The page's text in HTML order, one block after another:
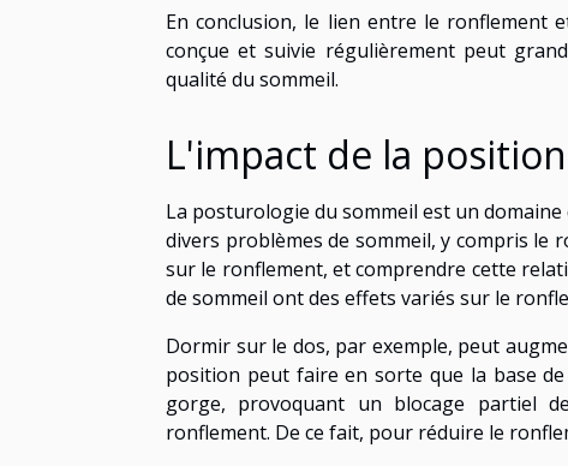
En conclusion, le lien entre le ronflement
conçue et suivie régulièrement peut
qualité du sommeil.
L'impact de la
La posturologie du sommeil est un
divers problèmes de sommeil, y compris le
sur le ronflement, et comprendre cette
de sommeil ont des effets variés sur le
Dormir sur le dos, par exemple, peut
position peut faire en sorte que la base
gorge, provoquant un blocage partiel
ronflement. De ce fait, pour réduire le